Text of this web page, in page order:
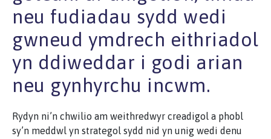
neu fudiadau sydd wedi
gwneud ymdrech eithriadol
yn ddiweddar i godi arian
neu gynhyrchu incwm.
Rydyn ni’n chwilio am weithredwyr creadigol a phobl
sy’n meddwl yn strategol sydd nid yn unig wedi denu